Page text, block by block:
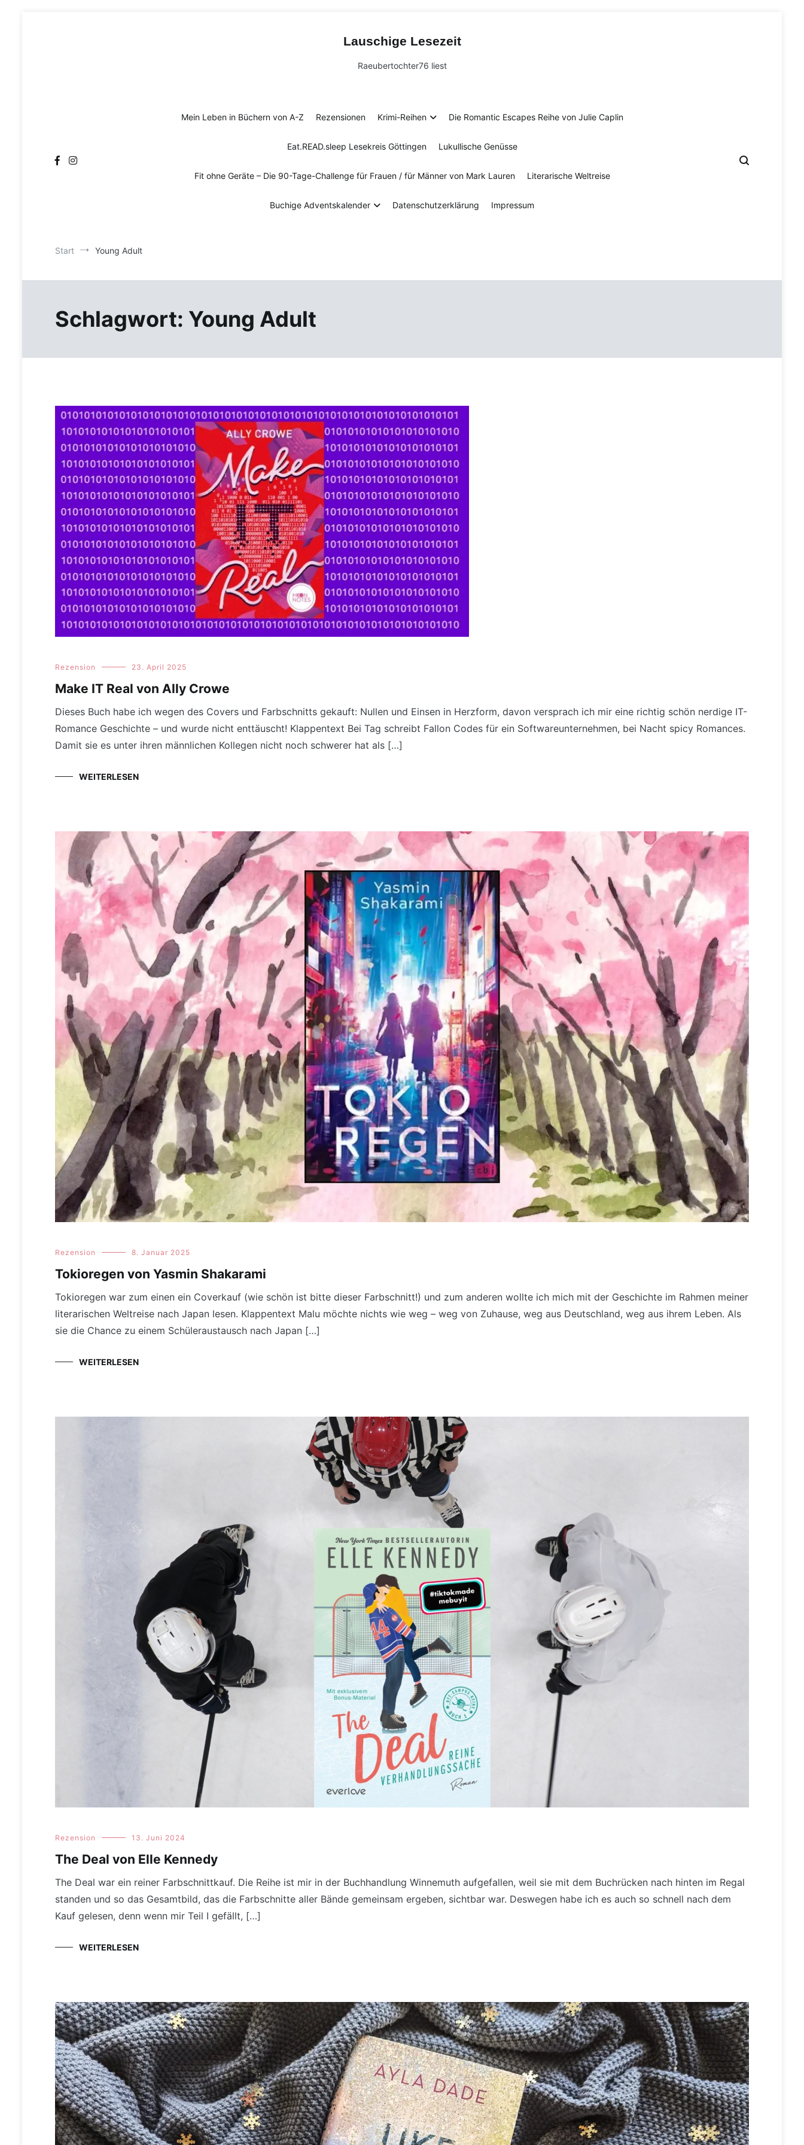
Lauschige Lesezeit
Raeubertochter76 liest
Mein Leben in Büchern von A-Z Rezensionen Krimi-Reihen Die Romantic Escapes Reihe von Julie Caplin
Eat.READ.sleep Lesekreis Göttingen Lukullische Genüsse
Fit ohne Geräte – Die 90-Tage-Challenge für Frauen / für Männer von Mark Lauren Literarische Weltreise
Buchige Adventskalender Datenschutzerklärung Impressum
Start Young Adult
Schlagwort: Young Adult
Rezension 23. April 2025
Make IT Real von Ally Crowe
Dieses Buch habe ich wegen des Covers und Farbschnitts gekauft: Nullen und Einsen in Herzform, davon versprach ich mir eine richtig schön nerdige IT-
Romance Geschichte – und wurde nicht enttäuscht! Klappentext Bei Tag schreibt Fallon Codes für ein Softwareunternehmen, bei Nacht spicy Romances.
Damit sie es unter ihren männlichen Kollegen nicht noch schwerer hat als […]
WEITERLESEN
Rezension 8. Januar 2025
Tokioregen von Yasmin Shakarami
Tokioregen war zum einen ein Coverkauf (wie schön ist bitte dieser Farbschnitt!) und zum anderen wollte ich mich mit der Geschichte im Rahmen meiner
literarischen Weltreise nach Japan lesen. Klappentext Malu möchte nichts wie weg – weg von Zuhause, weg aus Deutschland, weg aus ihrem Leben. Als
sie die Chance zu einem Schüleraustausch nach Japan […]
WEITERLESEN
Rezension 13. Juni 2024
The Deal von Elle Kennedy
The Deal war ein reiner Farbschnittkauf. Die Reihe ist mir in der Buchhandlung Winnemuth aufgefallen, weil sie mit dem Buchrücken nach hinten im Regal
standen und so das Gesamtbild, das die Farbschnitte aller Bände gemeinsam ergeben, sichtbar war. Deswegen habe ich es auch so schnell nach dem
Kauf gelesen, denn wenn mir Teil I gefällt, […]
WEITERLESEN